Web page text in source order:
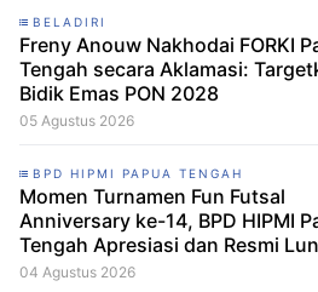
BELADIRI
Freny Anouw Nakhodai FORKI
Tengah secara Aklamasi:
Bidik Emas PON 2028
05 Agustus 2026
BPD HIPMI PAPUA TENGAH
Momen Turnamen Fun Futsal
Anniversary ke-14, BPD HIPMI
Tengah Apresiasi dan Resmi
Skuad Baru Makamagu Papua FC
04 Agustus 2026